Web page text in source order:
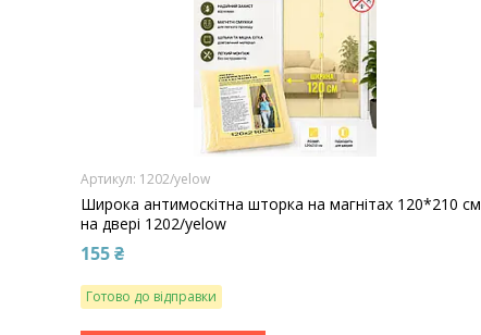
1202/yelow
Широка антимоскітна шторка на магнітах 120*210 см
на двері 1202/yelow
155 ₴
Готово до відправки